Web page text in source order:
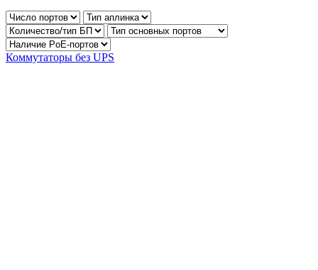
Коммутаторы без UPS